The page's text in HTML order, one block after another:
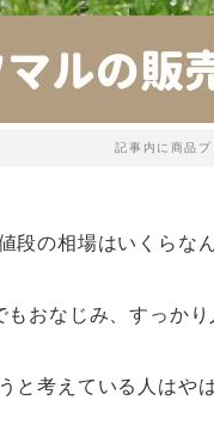
記事内に商品
段の相場はいくらな
おなじみ、すっかり
と考えている人はや